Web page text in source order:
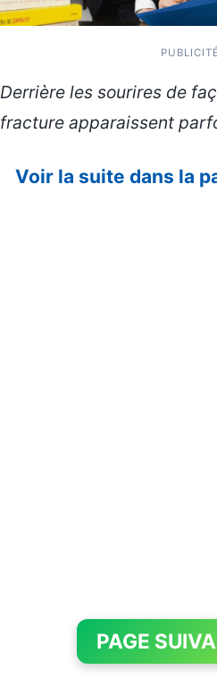
PUBLICITÉ
Derrière les sourires de
fracture apparaissent
Voir la suite dans la
PAGE